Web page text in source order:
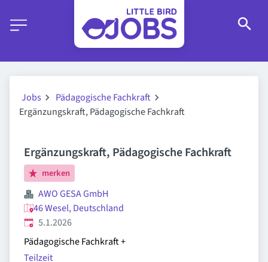
Jobs
Pädagogische Fachkraft
Ergänzungskraft, Pädagogische Fachkraft
Ergänzungskraft, Pädagogische Fachkraft
merken
AWO GESA GmbH
46 Wesel, Deutschland
Veröffentlicht
5.1.2026
Pädagogische Fachkraft+
Teilzeit